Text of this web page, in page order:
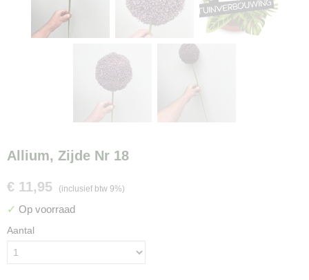
Allium, Zijde Nr 18
€ 11,95 (inclusief btw 9%)
✓ Op voorraad
Aantal